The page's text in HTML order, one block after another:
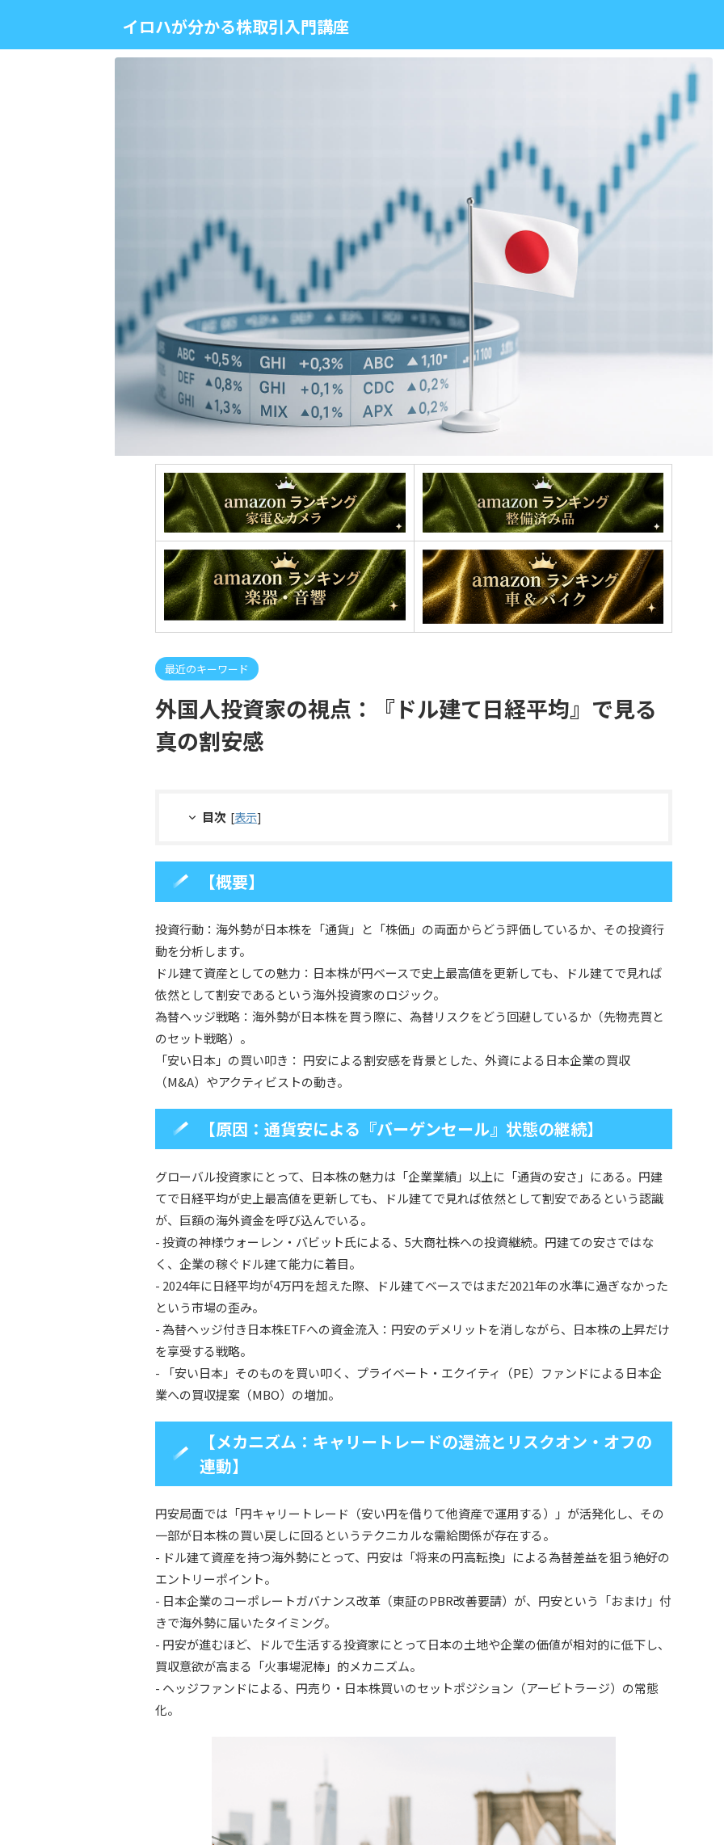
イロハが分かる株取引入門講座
最近のキーワード
外国人投資家の視点：『ドル建て日経平均』で見る
真の割安感
目次 [表示]
【概要】
投資行動：海外勢が日本株を「通貨」と「株価」の両面からどう評価しているか、その投資行
動を分析します。
ドル建て資産としての魅力：日本株が円ベースで史上最高値を更新しても、ドル建てで見れば
依然として割安であるという海外投資家のロジック。
為替ヘッジ戦略：海外勢が日本株を買う際に、為替リスクをどう回避しているか（先物売買と
のセット戦略）。
「安い日本」の買い叩き： 円安による割安感を背景とした、外資による日本企業の買収
（M&A）やアクティビストの動き。
【原因：通貨安による『バーゲンセール』状態の継続】
グローバル投資家にとって、日本株の魅力は「企業業績」以上に「通貨の安さ」にある。円建
てで日経平均が史上最高値を更新しても、ドル建てで見れば依然として割安であるという認識
が、巨額の海外資金を呼び込んでいる。
- 投資の神様ウォーレン・バビット氏による、5大商社株への投資継続。円建ての安さではな
く、企業の稼ぐドル建て能力に着目。
- 2024年に日経平均が4万円を超えた際、ドル建てベースではまだ2021年の水準に過ぎなかった
という市場の歪み。
- 為替ヘッジ付き日本株ETFへの資金流入：円安のデメリットを消しながら、日本株の上昇だけ
を享受する戦略。
- 「安い日本」そのものを買い叩く、プライベート・エクイティ（PE）ファンドによる日本企
業への買収提案（MBO）の増加。
【メカニズム：キャリートレードの還流とリスクオン・オフの
連動】
円安局面では「円キャリートレード（安い円を借りて他資産で運用する）」が活発化し、その
一部が日本株の買い戻しに回るというテクニカルな需給関係が存在する。
- ドル建て資産を持つ海外勢にとって、円安は「将来の円高転換」による為替差益を狙う絶好の
エントリーポイント。
- 日本企業のコーポレートガバナンス改革（東証のPBR改善要請）が、円安という「おまけ」付
きで海外勢に届いたタイミング。
- 円安が進むほど、ドルで生活する投資家にとって日本の土地や企業の価値が相対的に低下し、
買収意欲が高まる「火事場泥棒」的メカニズム。
- ヘッジファンドによる、円売り・日本株買いのセットポジション（アービトラージ）の常態
化。